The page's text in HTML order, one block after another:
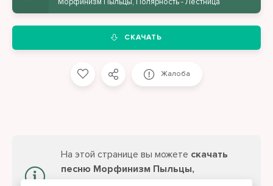
СКАЧАТЬ
Жалоба
На этой странице вы можете скачать
песню Морфинизм Пыльцы,